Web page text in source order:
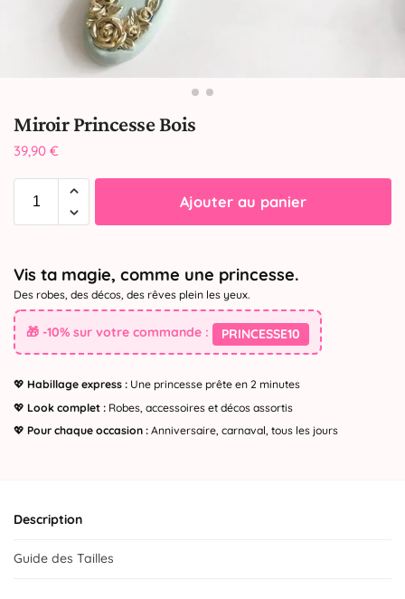
Miroir Princesse Bois
39,90 €
Ajouter au panier
Vis ta magie, comme une princesse.
Des robes, des décos, des rêves plein les yeux.
🎁 -10% sur votre commande : PRINCESSE10
💖 Habillage express : Une princesse prête en 2 minutes
💖 Look complet : Robes, accessoires et décos assortis
💖 Pour chaque occasion : Anniversaire, carnaval, tous les jours
Description
Guide des Tailles